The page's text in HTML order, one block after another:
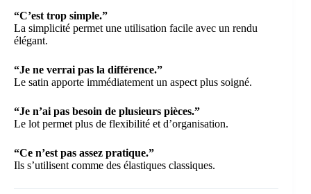
“C’est trop simple.”
La simplicité permet une utilisation facile avec un rendu
élégant.
“Je ne verrai pas la différence.”
Le satin apporte immédiatement un aspect plus soigné.
“Je n’ai pas besoin de plusieurs pièces.”
Le lot permet plus de flexibilité et d’organisation.
“Ce n’est pas assez pratique.”
Ils s’utilisent comme des élastiques classiques.